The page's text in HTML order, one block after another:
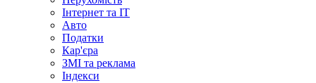
Інтернет та IT
Авто
Податки
Кар'єра
ЗМІ та реклама
Індекси